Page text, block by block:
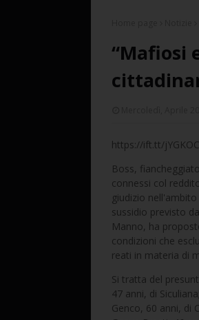
“Mafiosi
https://ift.tt/
Boss,
connessi col
giudizio
sussidio previsto
Manno, ha
condizioni che
reati in materia di
Si tratta del
47 anni, di
Genco, 60 anni, di